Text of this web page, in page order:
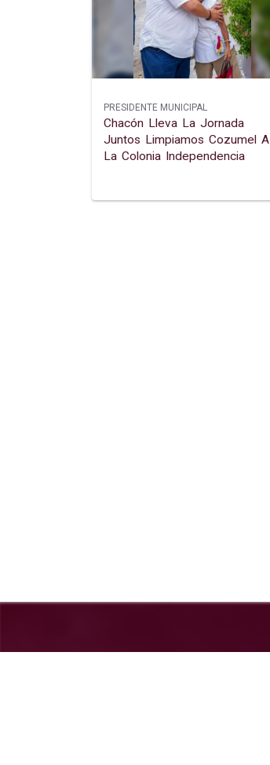
PRESIDENTE MUNICIPAL
Chacón Lleva La Jornada
Juntos Limpiamos Cozumel A
La Colonia Independencia